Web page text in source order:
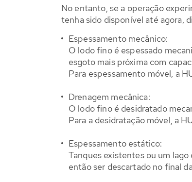
No entanto, se a operação
tenha sido disponível até agora,
Espessamento mecânico:
O lodo fino é espessado
esgoto mais próxima com
Para espessamento móvel, a
Drenagem mecânica:
O lodo fino é desidratado
Para a desidratação móvel, a
Espessamento estático:
Tanques existentes ou um
então ser descartado no final